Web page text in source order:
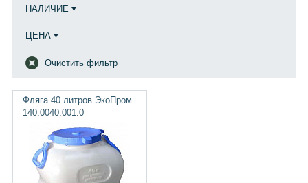
НАЛИЧИЕ
ЦЕНА
Очистить фильтр
Фляга 40 литров ЭкоПром
140.0040.001.0